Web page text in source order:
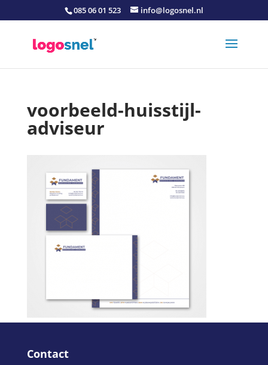
085 06 01 523 info@logosnel.nl
voorbeeld-huisstijl-
adviseur
Contact